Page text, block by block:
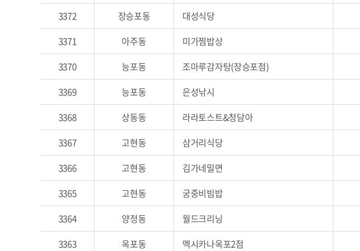
3372
장승포동 대성식당
3371
아주동 미가찜밥상
3370
능포동 조마루감자탕(장승포점)
3369
능포동 은성낚시
3368
상동동 라라토스트&청담아
3367
고현동 삼거리식당
3366
고현동 김가네밀면
3365
고현동 궁중비빔밥
3364
양정동 월드크리닝
3363
옥포동 멕시카나옥포2점